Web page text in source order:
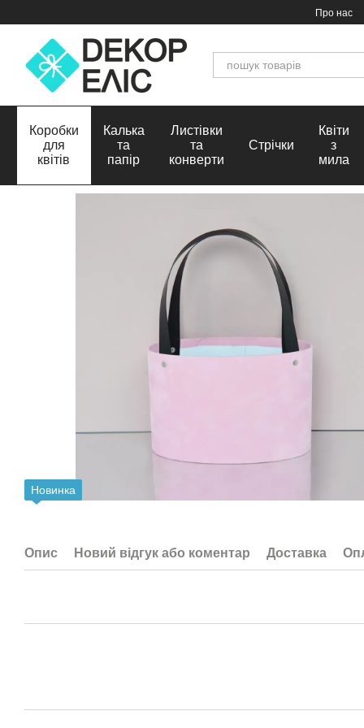
Про нас
Коробки
для
квітів
Калька
та
папір
Листівки
та
конверти
Стрічки
Квіти
з
мила
Новинка
Опис Новий відгук або коментар Доставка